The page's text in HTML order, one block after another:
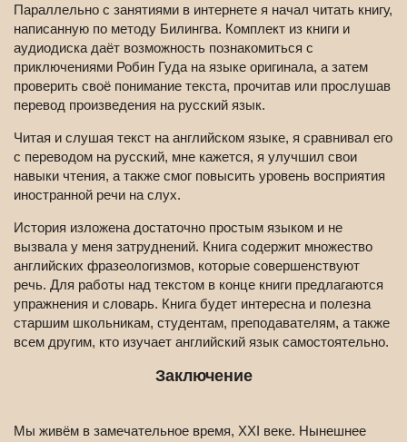
Параллельно с занятиями в интернете я начал читать книгу,
написанную по методу Билингва. Комплект из книги и
аудиодиска даёт возможность познакомиться с
приключениями Робин Гуда на языке оригинала, а затем
проверить своё понимание текста, прочитав или прослушав
перевод произведения на русский язык.
Читая и слушая текст на английском языке, я сравнивал его
с переводом на русский, мне кажется, я улучшил свои
навыки чтения, а также смог повысить уровень восприятия
иностранной речи на слух.
История изложена достаточно простым языком и не
вызвала у меня затруднений. Книга содержит множество
английских фразеологизмов, которые совершенствуют
речь. Для работы над текстом в конце книги предлагаются
упражнения и словарь. Книга будет интересна и полезна
старшим школьникам, студентам, преподавателям, а также
всем другим, кто изучает английский язык самостоятельно.
Заключение
Мы живём в замечательное время, XXI веке. Нынешнее